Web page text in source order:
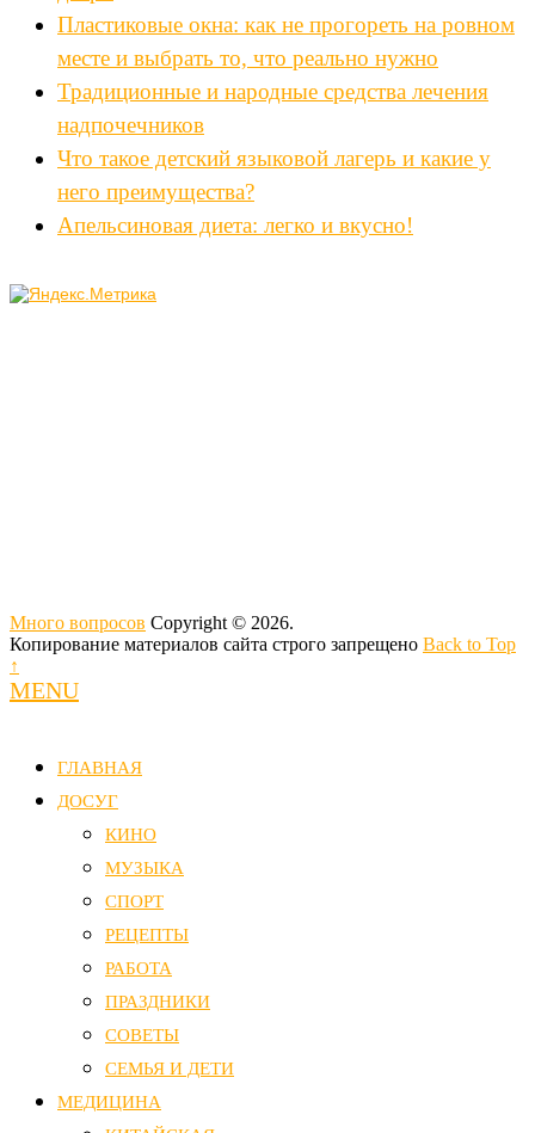
Пластиковые окна: как не прогореть на ровном
месте и выбрать то, что реально нужно
Традиционные и народные средства лечения
надпочечников
Что такое детский языковой лагерь и какие у
него преимущества?
Апельсиновая диета: легко и вкусно!
Много вопросов Copyright © 2026.
Копирование материалов сайта строго запрещено Back to Top
↑
MENU
ГЛАВНАЯ
ДОСУГ
КИНО
МУЗЫКА
СПОРТ
РЕЦЕПТЫ
РАБОТА
ПРАЗДНИКИ
СОВЕТЫ
СЕМЬЯ И ДЕТИ
МЕДИЦИНА